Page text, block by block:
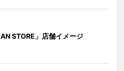
STORE」店舗イメージ